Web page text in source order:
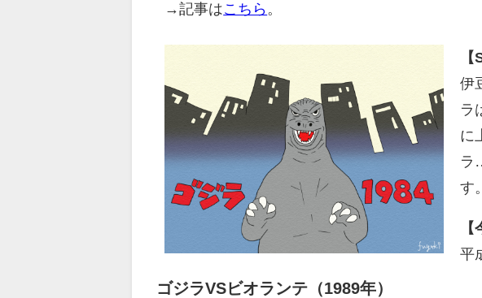
→記事はこちら 。
【
伊
ラ
に
ラ
す
【
平
ゴジラVSビオランテ（1989年）